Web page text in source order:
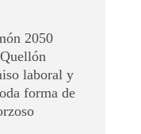
2050
laboral y
forma de